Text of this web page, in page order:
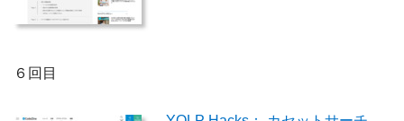
６回目